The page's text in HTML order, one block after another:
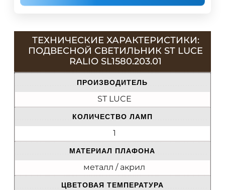
ТЕХНИЧЕСКИЕ ХАРАКТЕРИСТИКИ:
ПОДВЕСНОЙ СВЕТИЛЬНИК ST LUCE
RALIO SL1580.203.01
ПРОИЗВОДИТЕЛЬ
ST LUCE
КОЛИЧЕСТВО ЛАМП
1
МАТЕРИАЛ ПЛАФОНА
металл / акрил
ЦВЕТОВАЯ ТЕМПЕРАТУРА